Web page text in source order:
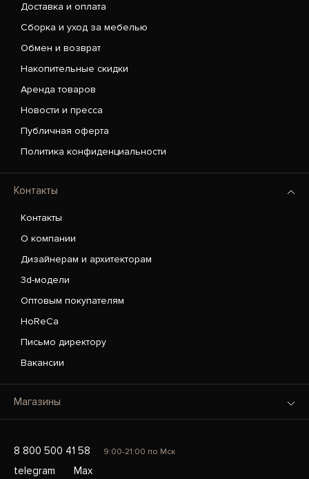
Доставка и оплата
Сборка и уход за мебелью
Обмен и возврат
Накопительные скидки
Аренда товаров
Новости и пресса
Публичная оферта
Политика конфиденциальности
Контакты
Контакты
О компании
Дизайнерам и архитекторам
3d-модели
Оптовым покупателям
HoReCa
Письмо директору
Вакансии
Магазины
8 800 500 41 58 9:00-21:00 по Мск
telegram Max